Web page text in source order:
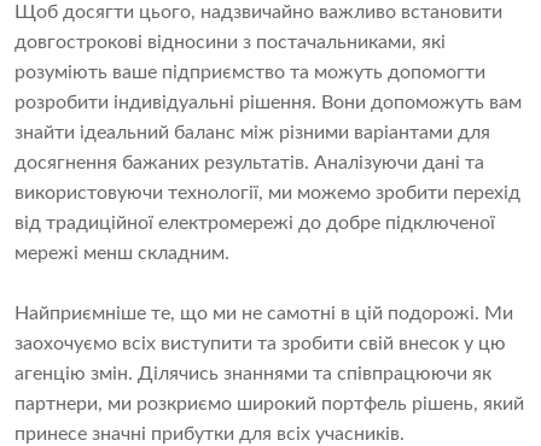
Щоб досягти цього, надзвичайно важливо встановити
довгострокові відносини з постачальниками, які
розуміють ваше підприємство та можуть допомогти
розробити індивідуальні рішення. Вони допоможуть вам
знайти ідеальний баланс між різними варіантами для
досягнення бажаних результатів. Аналізуючи дані та
використовуючи технології, ми можемо зробити перехід
від традиційної електромережі до добре підключеної
мережі менш складним.
Найприємніше те, що ми не самотні в цій подорожі. Ми
заохочуємо всіх виступити та зробити свій внесок у цю
агенцію змін. Ділячись знаннями та співпрацюючи як
партнери, ми розкриємо широкий портфель рішень, який
принесе значні прибутки для всіх учасників.